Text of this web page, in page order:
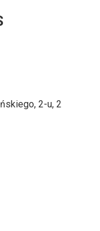
2-u, 2